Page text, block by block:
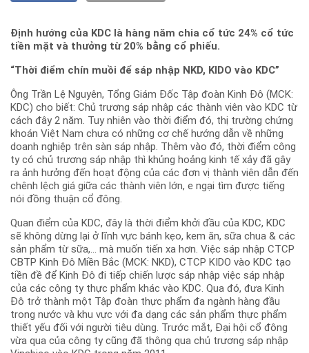
Thông tin cổ phần
Các công ty thành viên
Liên hệ
Giới thiệu
Nhu cầu tuyển dụng
Định hướng của KDC là hàng năm chia cổ tức 24% cổ tức
tiền mặt và thưởng từ 20% bằng cổ phiếu.
“Thời điểm chín muồi để sáp nhập NKD, KIDO vào KDC”
Ông Trần Lệ Nguyên, Tổng Giám Đốc Tập đoàn Kinh Đô (MCK:
KDC) cho biết: Chủ trương sáp nhập các thành viên vào KDC từ
cách đây 2 năm. Tuy nhiên vào thời điểm đó, thị trường chứng
khoán Việt Nam chưa có những cơ chế hướng dẫn về những
doanh nghiệp trên sàn sáp nhập. Thêm vào đó, thời điểm công
ty có chủ trương sáp nhập thì khủng hoảng kinh tế xảy đã gây
ra ảnh hưởng đến hoạt động của các đơn vị thành viên dẫn đến
chênh lệch giá giữa các thành viên lớn, e ngại tìm được tiếng
nói đồng thuận cổ đông.
Quan điểm của KDC, đây là thời điểm khởi đầu của KDC, KDC
sẽ không dừng lại ở lĩnh vực bánh kẹo, kem ăn, sữa chua & các
sản phẩm từ sữa,… mà muốn tiến xa hơn. Việc sáp nhập CTCP
CBTP Kinh Đô Miền Bắc (MCK: NKD), CTCP KIDO vào KDC tạo
tiền đề để Kinh Đô đi tiếp chiến lược sáp nhập việc sáp nhập
của các công ty thực phẩm khác vào KDC. Qua đó, đưa Kinh
Đô trở thành một Tập đoàn thực phẩm đa ngành hàng đầu
trong nước và khu vực với đa dạng các sản phẩm thực phẩm
thiết yếu đối với người tiêu dùng. Trước mắt, Đại hội cổ đông
vừa qua của công ty cũng đã thông qua chủ trương sáp nhập